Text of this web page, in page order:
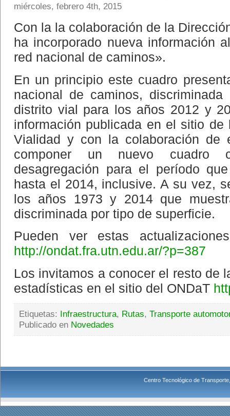
miércoles, febrero 4th, 2015
Con la la colaboración de la
ha incorporado nueva información
red nacional de caminos».
En un principio este cuadro
nacional de caminos,
distrito vial para los años 2012 y
información publicada en el sitio
Vialidad y con la colaboración de
componer un nuevo cuadro
desagregación para el período
hasta el 2014, inclusive. A su vez,
los años 1973 y 2014 que
discriminada por tipo de superficie.
Pueden ver estas
http://ondat.fra.utn.edu.ar/?p=387
Los invitamos a conocer el resto de
estadísticas en el sitio del ONDaT
Etiquetas: Infraestructura, Rutas, Transporte
Publicado en Novedades
Centro Tecnológico de